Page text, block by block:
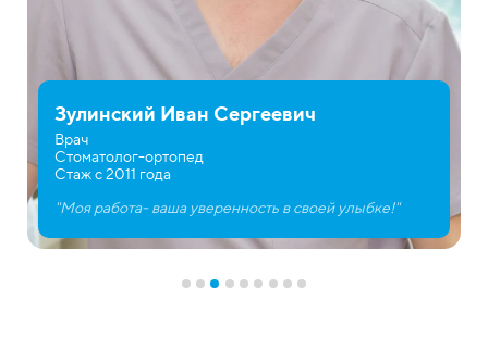
Зулинский Иван Сергеевич
Врач
Стоматолог-ортопед
Стаж с 2011 года
"Моя работа- ваша уверенность в своей улыбке!"